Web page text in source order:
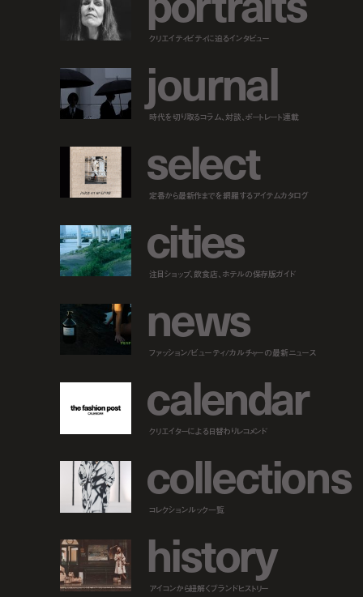
クリエイティビティに迫るインタビュー
journal
時代を切り取るコラム、対談、ポートレート連載
select
定番から最新作までを網羅するアイテムカタログ
cities
注目ショップ、飲食店、ホテルの保存版ガイド
news
ファッション/ビューティ/カルチャーの最新ニュース
calendar
クリエイターによる日替わりレコメンド
collections
コレクションルック一覧
history
アイコンから紐解くブランドヒストリー